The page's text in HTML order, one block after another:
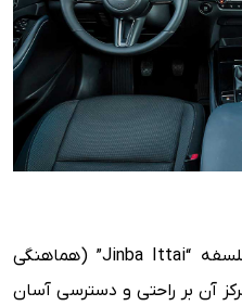
کابین مزدا CX-30 با الهام از فلسفه “Jinba Ittai” (هماهنگی
آن بر راحتی و دسترسی آسان